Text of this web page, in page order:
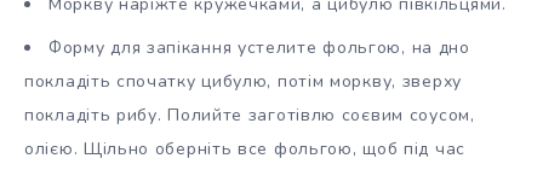
Моркву наріжте кружечками, а цибулю півкільцями.
Форму для запікання устелите фольгою, на дно
покладіть спочатку цибулю, потім моркву, зверху
покладіть рибу. Полийте заготівлю соєвим соусом,
олією. Щільно оберніть все фольгою, щоб під час